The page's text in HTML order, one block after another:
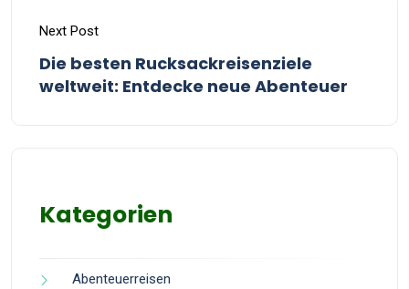
Next Post
Die besten Rucksackreisenziele
weltweit: Entdecke neue Abenteuer
Kategorien
Abenteuerreisen